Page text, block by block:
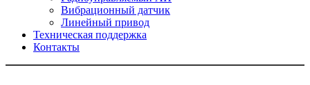
Вибрационный датчик
Линейный привод
Техническая поддержка
Контакты